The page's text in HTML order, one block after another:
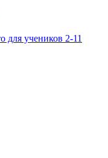
для учеников 2-11